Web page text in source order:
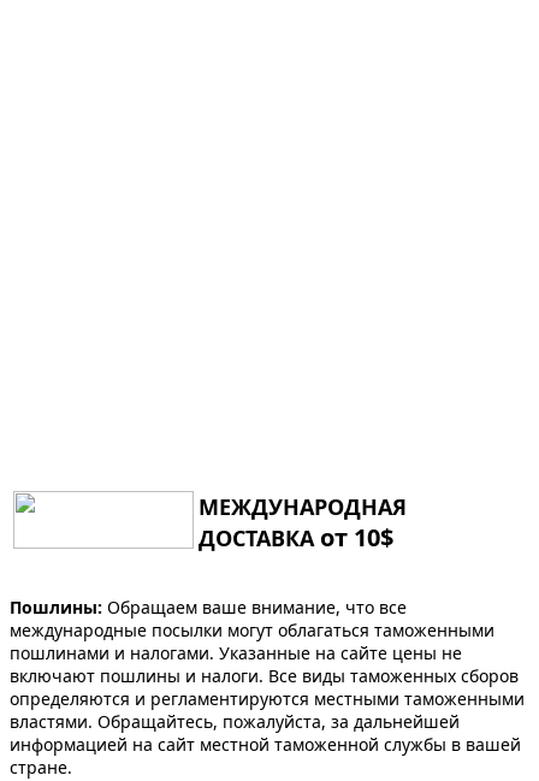
МЕЖДУНАРОДНАЯ
ДОСТАВКА от 10$
Пошлины: Обращаем ваше внимание, что все
международные посылки могут облагаться таможенными
пошлинами и налогами. Указанные на сайте цены не
включают пошлины и налоги. Все виды таможенных сборов
определяются и регламентируются местными таможенными
властями. Обращайтесь, пожалуйста, за дальнейшей
информацией на сайт местной таможенной службы в вашей
стране.